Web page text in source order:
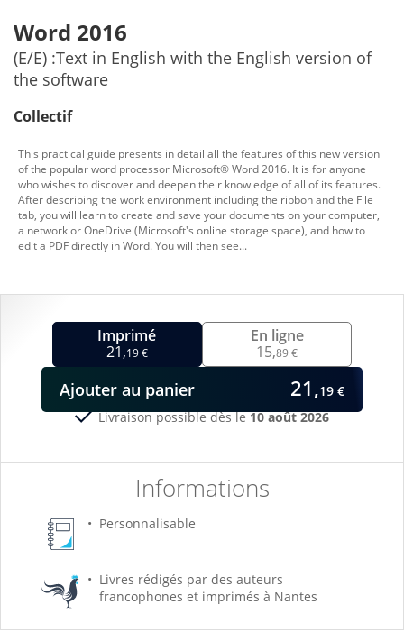
Word 2016
(E/E) :Text in English with the English version of
the software
Collectif
Imprimé
21,19 €
Informations
Livraison possible dès le10 août 2026
Personnalisable
Livres rédigés par des auteurs
francophones et imprimés à Nantes
En ligne
15,89 €
Ajouter au panier 21,19 €
This practical guide presents in detail all the features of this new version
of the popular word processor Microsoft® Word 2016. It is for anyone
who wishes to discover and deepen their knowledge of all of its features.
After describing the work environment including the ribbon and the File
tab, you will learn to create and save your documents on your computer,
a network or OneDrive (Microsoft's online storage space), and how to
edit a PDF directly in Word. You will then see...